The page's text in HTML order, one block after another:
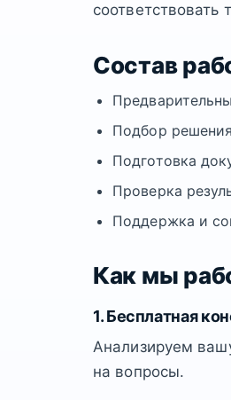
Состав
Подбор
Подготовка
Проверка
Поддержка и
Как мы
1. Бесплатная
Анализируем
на вопросы.